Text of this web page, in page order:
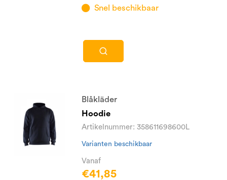
Snel beschikbaar
Blåkläder
Hoodie
Artikelnummer: 358611698600L
Varianten beschikbaar
Vanaf
€41,85